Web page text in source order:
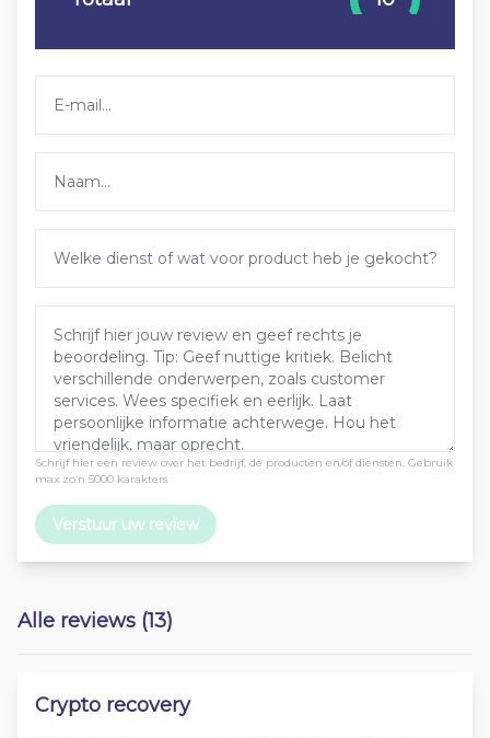
Schrijf hier een review over het bedrijf, de producten en/of diensten. Gebruik
max zo’n 5000 karakters
Verstuur uw review
Alle reviews (13)
Crypto recovery